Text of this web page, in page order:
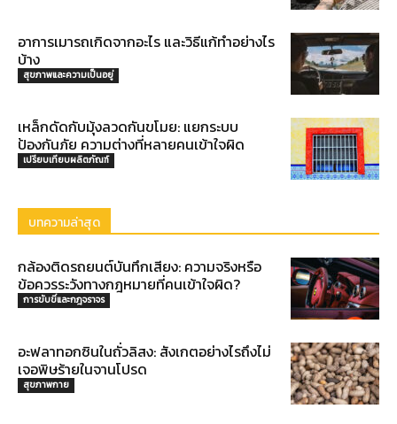
อาการเมารถเกิดจากอะไร และวิธีแก้ทำอย่างไร
บ้าง
สุขภาพและความเป็นอยู่
เหล็กดัดกับมุ้งลวดกันขโมย: แยกระบบ
ป้องกันภัย ความต่างที่หลายคนเข้าใจผิด
เปรียบเทียบผลิตภัณฑ์
บทความล่าสุด
กล้องติดรถยนต์บันทึกเสียง: ความจริงหรือ
ข้อควรระวังทางกฎหมายที่คนเข้าใจผิด?
การขับขี่และกฎจราจร
อะฟลาทอกซินในถั่วลิสง: สังเกตอย่างไรถึงไม่
เจอพิษร้ายในจานโปรด
สุขภาพกาย